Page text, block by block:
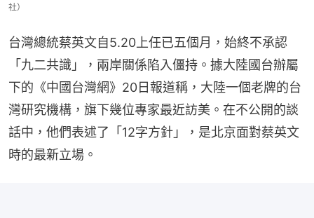
社）
台灣總統蔡英文自5.20上任已五個月，始終不承認
「九二共識」，兩岸關係陷入僵持。據大陸國台辦屬
下的《中國台灣網》20日報道稱，大陸一個老牌的台
灣研究機構，旗下幾位專家最近訪美。在不公開的談
話中，他們表述了「12字方針」，是北京面對蔡英文
時的最新立場。